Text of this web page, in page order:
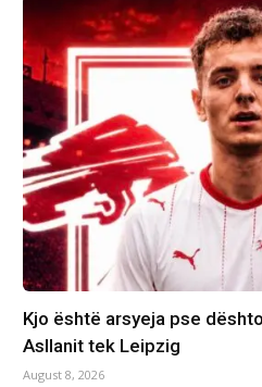
Kjo është arsyeja pse
Asllanit tek Leipzig
August 8, 2026